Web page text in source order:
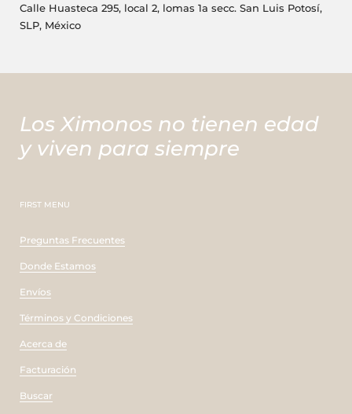
Calle Huasteca 295, local 2, lomas 1a secc. San Luis Potosí,
SLP, México
Los Ximonos no tienen edad
y viven para siempre
FIRST MENU
Preguntas Frecuentes
Donde Estamos
Envíos
Términos y Condiciones
Acerca de
Facturación
Buscar